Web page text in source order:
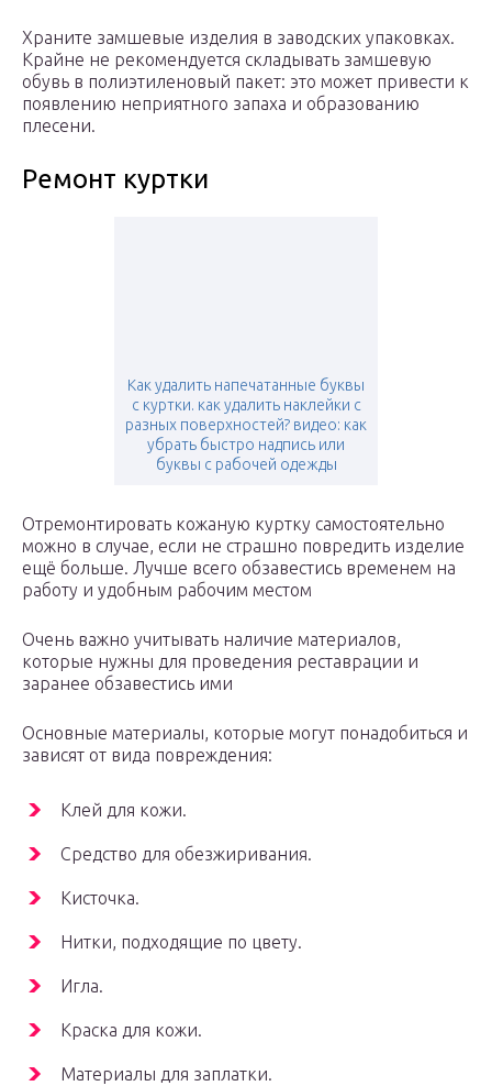
Храните замшевые изделия в заводских упаковках.
Крайне не рекомендуется складывать замшевую
обувь в полиэтиленовый пакет: это может привести к
появлению неприятного запаха и образованию
плесени.
Ремонт куртки
Как удалить напечатанные буквы
с куртки. как удалить наклейки с
разных поверхностей? видео: как
убрать быстро надпись или
буквы с рабочей одежды
Отремонтировать кожаную куртку самостоятельно
можно в случае, если не страшно повредить изделие
ещё больше. Лучше всего обзавестись временем на
работу и удобным рабочим местом
Очень важно учитывать наличие материалов,
которые нужны для проведения реставрации и
заранее обзавестись ими
Основные материалы, которые могут понадобиться и
зависят от вида повреждения:
Клей для кожи.
Средство для обезжиривания.
Кисточка.
Нитки, подходящие по цвету.
Игла.
Краска для кожи.
Материалы для заплатки.